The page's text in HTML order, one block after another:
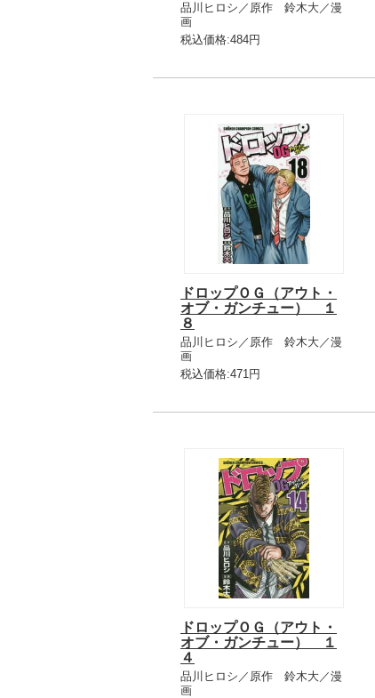
品川ヒロシ／原作 鈴木大／漫
画
税込価格:484円
ドロップＯＧ（アウト・
オブ・ガンチュー） １
８
品川ヒロシ／原作 鈴木大／漫
画
税込価格:471円
ドロップＯＧ（アウト・
オブ・ガンチュー） １
４
品川ヒロシ／原作 鈴木大／漫
画